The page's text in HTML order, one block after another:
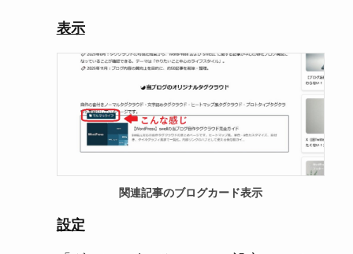
表示
関連記事のブログカード表示
設定